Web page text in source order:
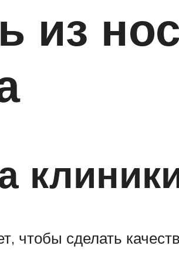
из
чтобы сделать